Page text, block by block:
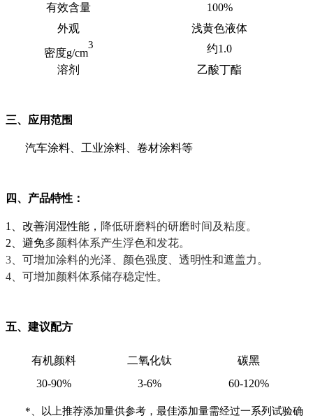
有效含量 100%
外观
浅黄色液体
密度g/cm
3 约1.0
溶剂
乙酸丁酯
三、应用范围
汽车涂料、工业涂料、卷材涂料等
四、 产品特性 ：
1、改善润湿性能， 降低研磨料的研磨时间及粘度。
2、 避免多颜料体系产生浮色和发花。
3、 可增加涂料的光泽、颜色强度、透明性和遮盖力。
4、可增加颜料体系储存稳定性。
五、建议配方
有机颜料 二氧化钛
碳黑
30-90%
3-6% 60-120%
*、以上推荐添加量供参考，最佳添加量需经过一系列试验确